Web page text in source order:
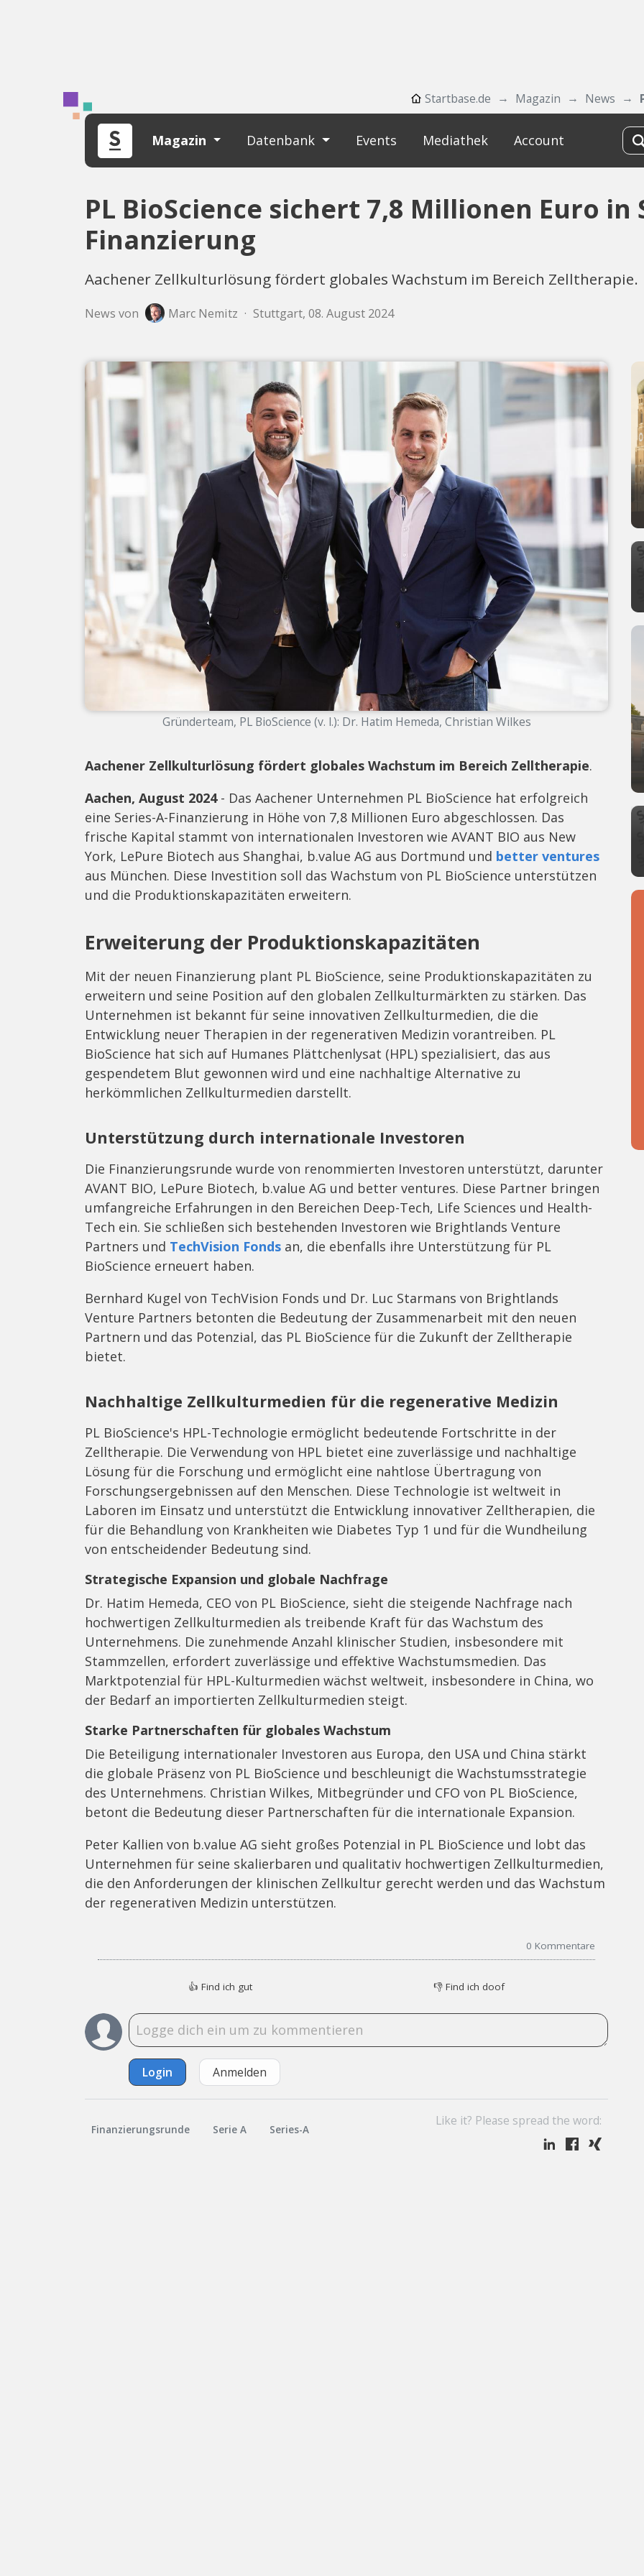
Startbase.de Magazin News
Magazin Datenbank Events Mediathek Account
PL BioScience sichert 7,8 Millionen Euro in
Finanzierung
Aachener Zellkulturlösung fördert globales Wachstum im Bereich Zelltherapie.
News von Marc Nemitz · Stuttgart, 08. August 2024
Gründerteam, PL BioScience (v. l.): Dr. Hatim Hemeda, Christian Wilkes
Aachener Zellkulturlösung fördert globales Wachstum im Bereich Zelltherapie.
Aachen, August 2024- Das Aachener Unternehmen PL BioScience hat erfolgreich
eine Series-A-Finanzierung in Höhe von 7,8 Millionen Euro abgeschlossen. Das
frische Kapital stammt von internationalen Investoren wie AVANT BIO aus New
York, LePure Biotech aus Shanghai, b.value AG aus Dortmund und better ventures
aus München. Diese Investition soll das Wachstum von PL BioScience unterstützen
und die Produktionskapazitäten erweitern.
Erweiterung der Produktionskapazitäten
Mit der neuen Finanzierung plant PL BioScience, seine Produktionskapazitäten zu
erweitern und seine Position auf den globalen Zellkulturmärkten zu stärken. Das
Unternehmen ist bekannt für seine innovativen Zellkulturmedien, die die
Entwicklung neuer Therapien in der regenerativen Medizin vorantreiben. PL
BioScience hat sich auf Humanes Plättchenlysat (HPL) spezialisiert, das aus
gespendetem Blut gewonnen wird und eine nachhaltige Alternative zu
herkömmlichen Zellkulturmedien darstellt.
Unterstützung durch internationale Investoren
Die Finanzierungsrunde wurde von renommierten Investoren unterstützt, darunter
AVANT BIO, LePure Biotech, b.value AG und better ventures. Diese Partner bringen
umfangreiche Erfahrungen in den Bereichen Deep-Tech, Life Sciences und Health-
Tech ein. Sie schließen sich bestehenden Investoren wie Brightlands Venture
Partners und TechVision Fonds an, die ebenfalls ihre Unterstützung für PL
BioScience erneuert haben.
Bernhard Kugel von TechVision Fonds und Dr. Luc Starmans von Brightlands
Venture Partners betonten die Bedeutung der Zusammenarbeit mit den neuen
Partnern und das Potenzial, das PL BioScience für die Zukunft der Zelltherapie
bietet.
Nachhaltige Zellkulturmedien für die regenerative Medizin
PL BioScience's HPL-Technologie ermöglicht bedeutende Fortschritte in der
Zelltherapie. Die Verwendung von HPL bietet eine zuverlässige und nachhaltige
Lösung für die Forschung und ermöglicht eine nahtlose Übertragung von
Forschungsergebnissen auf den Menschen. Diese Technologie ist weltweit in
Laboren im Einsatz und unterstützt die Entwicklung innovativer Zelltherapien, die
für die Behandlung von Krankheiten wie Diabetes Typ 1 und für die Wundheilung
von entscheidender Bedeutung sind.
Strategische Expansion und globale Nachfrage
Dr. Hatim Hemeda, CEO von PL BioScience, sieht die steigende Nachfrage nach
hochwertigen Zellkulturmedien als treibende Kraft für das Wachstum des
Unternehmens. Die zunehmende Anzahl klinischer Studien, insbesondere mit
Stammzellen, erfordert zuverlässige und effektive Wachstumsmedien. Das
Marktpotenzial für HPL-Kulturmedien wächst weltweit, insbesondere in China, wo
der Bedarf an importierten Zellkulturmedien steigt.
Starke Partnerschaften für globales Wachstum
Die Beteiligung internationaler Investoren aus Europa, den USA und China stärkt
die globale Präsenz von PL BioScience und beschleunigt die Wachstumsstrategie
des Unternehmens. Christian Wilkes, Mitbegründer und CFO von PL BioScience,
betont die Bedeutung dieser Partnerschaften für die internationale Expansion.
Peter Kallien von b.value AG sieht großes Potenzial in PL BioScience und lobt das
Unternehmen für seine skalierbaren und qualitativ hochwertigen Zellkulturmedien,
die den Anforderungen der klinischen Zellkultur gerecht werden und das Wachstum
der regenerativen Medizin unterstützen.
0 Kommentare
👍 Find ich gut 👎 Find ich doof
Login Anmelden
Finanzierungsrunde Serie A Series-A
Like it? Please spread the word: